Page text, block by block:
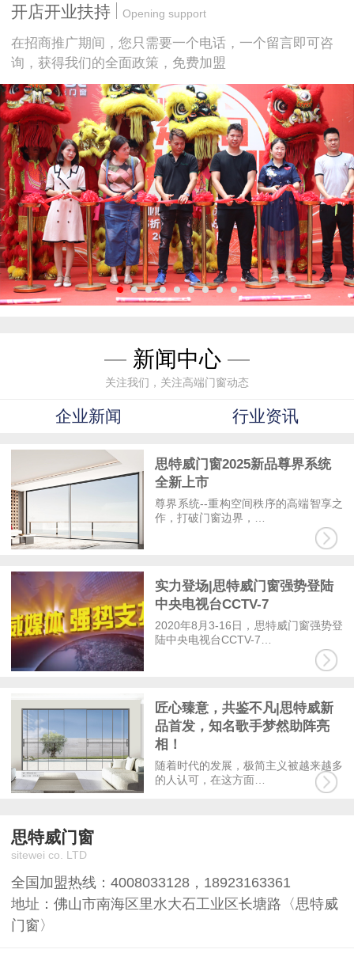
开店开业扶持 Opening support
在招商推广期间，您只需要一个电话，一个留言即可咨
询，获得我们的全面政策，免费加盟
— 新闻中心 —
关注我们，关注高端门窗动态
企业新闻 行业资讯
思特威门窗2025新品尊界系统
全新上市
尊界系统--重构空间秩序的高端智享之
作，打破门窗边界，…
实力登场|思特威门窗强势登陆
中央电视台CCTV-7
2020年8月3-16日，思特威门窗强势登
陆中央电视台CCTV-7…
匠心臻意，共鉴不凡|思特威新
品首发，知名歌手梦然助阵亮
相！
随着时代的发展，极简主义被越来越多
的人认可，在这方面…
思特威门窗
sitewei co. LTD
全国加盟热线： 4008033128 ， 18923163361
地址：佛山市南海区里水大石工业区长塘路〈思特威
门窗〉